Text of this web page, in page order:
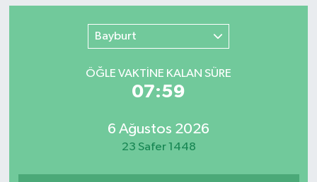
Bayburt
ÖĞLE VAKTİNE KALAN SÜRE
07:59
6 Ağustos 2026
23 Safer 1448